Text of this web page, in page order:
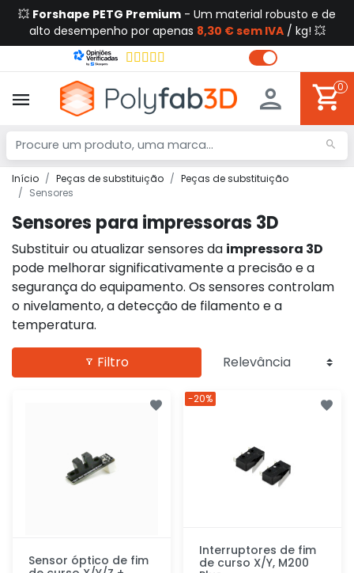
💥 Forshape PETG Premium - Um material robusto e de
alto desempenho por apenas 8,30 € sem IVA/ kg! 💥
0
Início Peças de substituição
Peças de substituição
Sensores
Sensores para impressoras 3D
Substituir ou atualizar sensores da impressora 3D
pode melhorar significativamente a precisão e a
segurança do equipamento. Os sensores controlam
o nivelamento, a detecção de filamento e a
temperatura.
Filtro
Sensor óptico de fim
Interruptores de fim
de curso X/Y, M200
-20%